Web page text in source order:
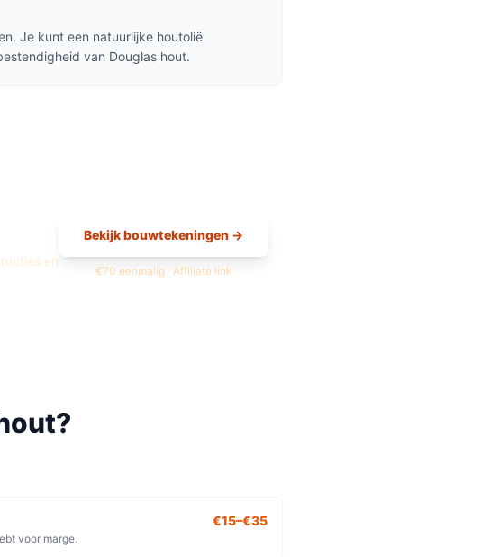
Je kunt een natuurlijke houtolië
van Douglas hout.
en
Bekijk bouwtekeningen →
€70 eenmalig · Affiliate link
?
voor marge.
€15–€35